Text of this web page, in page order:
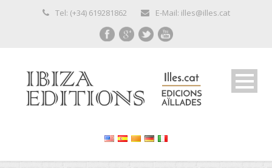
Tel: (+34) 619281862 E-Mail: illes@illes.cat